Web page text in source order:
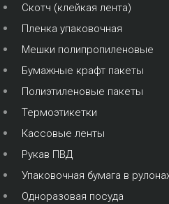
Скотч (клейкая лента)
Пленка упаковочная
Мешки полипропиленовые
Бумажные крафт пакеты
Полиэтиленовые пакеты
Термоэтикетки
Кассовые ленты
Рукав ПВД
Упаковочная бумага в
Одноразовая посуда